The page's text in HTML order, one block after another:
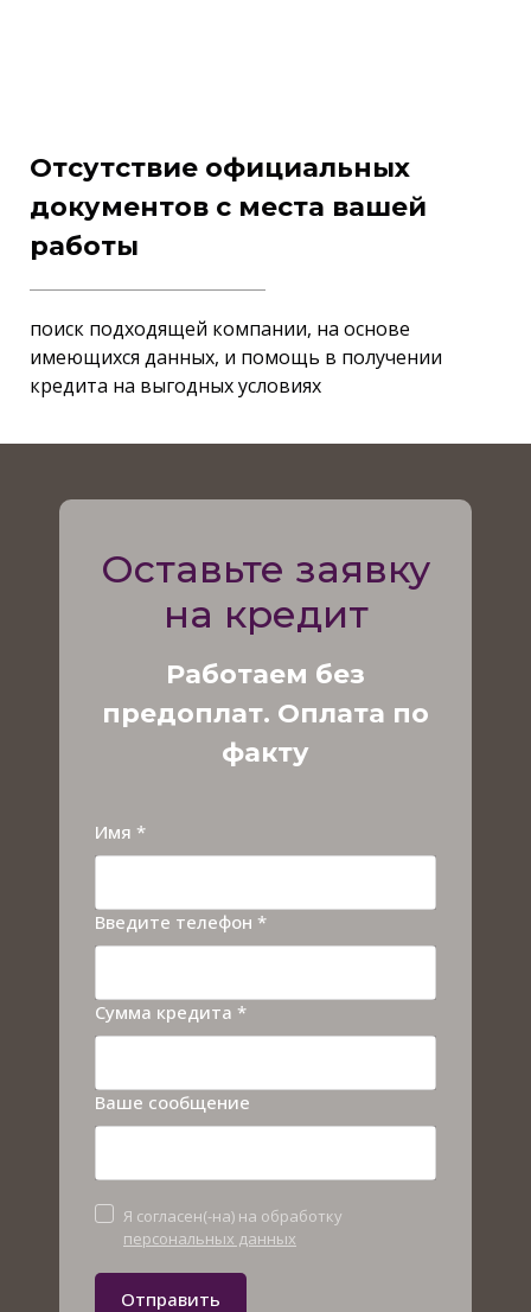
Отсутствие официальных
документов с места вашей
работы
поиск подходящей компании, на основе
имеющихся данных, и помощь в получении
кредита на выгодных условиях
Оставьте заявку
на кредит
Работаем без
предоплат. Оплата по
факту
Имя *
Введите телефон *
Сумма кредита *
Ваше сообщение
Отправить
Я согласен(-на) на обработку
персональных данных